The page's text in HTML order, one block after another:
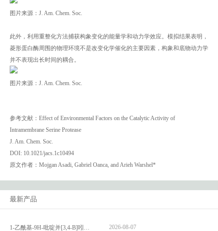
图片来源：J. Am. Chem. Soc.
此外，利用重整化方法捕获构象变化的能量学和动力学效应。模拟结果表明，
菱形蛋白酶周围的物理环境不是改变化学催化的主要因素，构象和底物动力学
并不表现出长时间的耦合。
图片来源：J. Am. Chem. Soc.
参考文献：Effect of Environmental Factors on the Catalytic Activity of
Intramembrane Serine Protease
J. Am. Chem. Soc.
DOI: 10.1021/jacs.1c10494
原文作者：Mojgan Asadi, Gabriel Oanca, and Arieh Warshel*
最新产品
2026-08-07